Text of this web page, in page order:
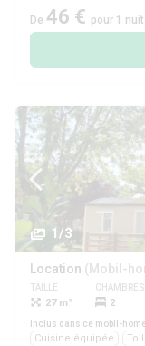
De 46 € pour 1 nuit
1/3
Location
TAILLE
27 m²
CHAMBRES
2
Inclus dans ce mobil-
Cuisine équipée